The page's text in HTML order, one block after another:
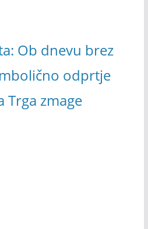
Ob dnevu brez
odprtje
Trga zmage